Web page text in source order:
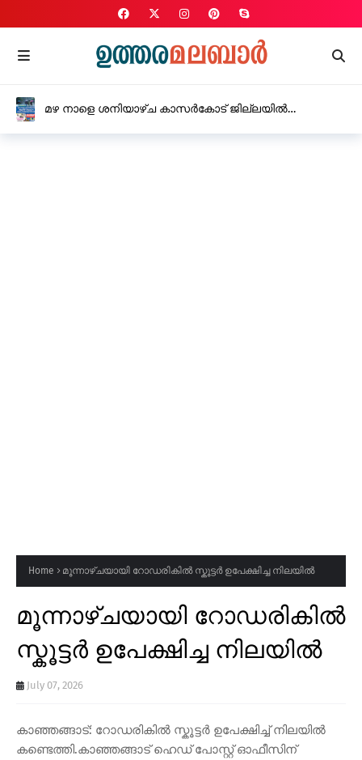
മഴ നാളെ ശനിയാഴ്ച കാസർകോട് ജില്ലയിൽ
Home മൂന്നാഴ്ചയായി റോഡരികിൽ സ്കൂട്ടർ ഉപേക്ഷിച്ച നിലയിൽ
മൂന്നാഴ്ചയായി റോഡരികിൽ
സ്കൂട്ടർ ഉപേക്ഷിച്ച നിലയിൽ
July 07, 2026
കാഞ്ഞങ്ങാട്: റോഡരികിൽ സ്കൂട്ടർ ഉപേക്ഷിച്ച് നിലയിൽ
കണ്ടെത്തി.കാഞ്ഞങ്ങാട് ഹെഡ് പോസ്റ്റ് ഓഫീസിന്